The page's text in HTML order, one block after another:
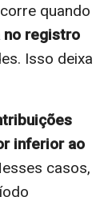
quando
no registro
Isso deixa
inferior ao
casos,